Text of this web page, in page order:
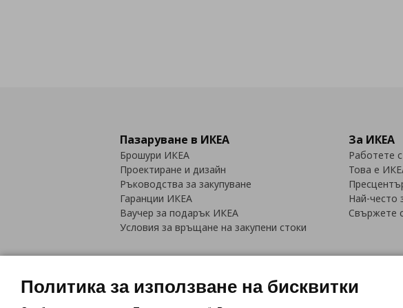
Пазаруване в ИКЕА
Брошури ИКЕА
Проектиране и дизайн
Ръководства за закупуване
Гаранции ИКЕА
Ваучер за подарък ИКЕА
Условия за връщане на закупени стоки
За ИКЕА
Работете
Това е
Най-често
Свържете
Политика за използване на бисквитки